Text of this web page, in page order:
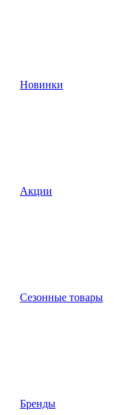
Новинки
Акции
Сезонные товары
Бренды